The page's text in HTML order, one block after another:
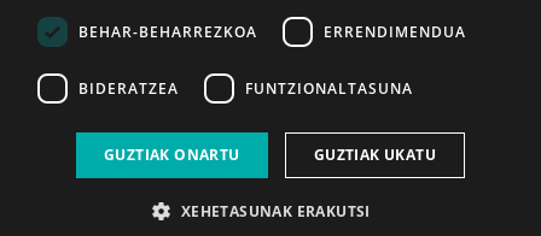
2026ko eka. 1a 2026ko mar. 1a
BEHAR-BEHARREZKOA ERRENDIMENDUA
BIDERATZEA FUNTZIONALTASUNA
GUZTIAK ONARTU GUZTIAK UKATU
XEHETASUNAK ERAKUTSI